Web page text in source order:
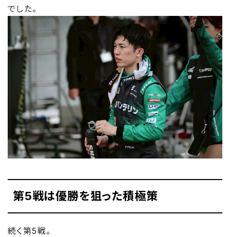
でした。
第5戦は優勝を狙った積極策
続く第5戦。